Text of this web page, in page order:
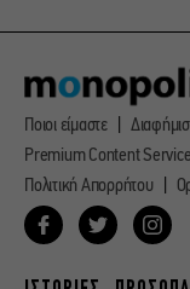
Ποιοι είμαστε
Premium Content
Πολιτική Απορρήτου